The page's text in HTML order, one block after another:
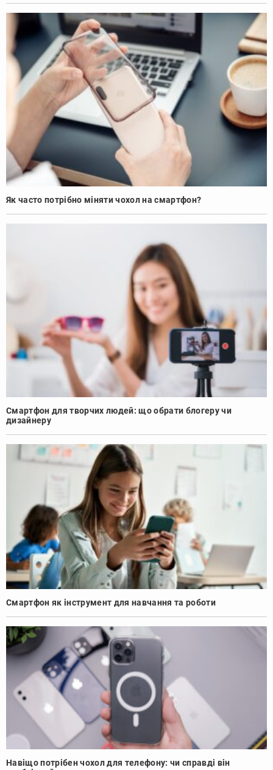
Як часто потрібно міняти чохол на смартфон?
Смартфон для творчих людей: що обрати блогеру чи
дизайнеру
Смартфон як інструмент для навчання та роботи
Навіщо потрібен чохол для телефону: чи справді він